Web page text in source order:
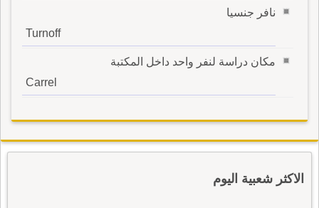
نافر جنسيا
Turnoff
مكان دراسة لنفر واحد داخل المكتبة
Carrel
الاكثر شعبية اليوم